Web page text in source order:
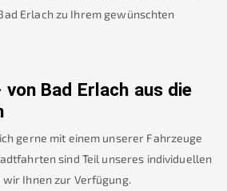
Erlach zu Ihrem gewünschten
von Bad Erlach aus die
gerne mit einem unserer Fahrzeuge
sind Teil unseres individuellen
Ihnen zur Verfügung.